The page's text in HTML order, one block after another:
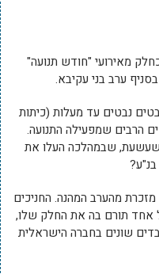
האחרון, כ' אדר א' (26/2) כחלק מאירועי "חודש תנועה"
ערב בני עקיבא.
נבטים עד מעלות (כיתות
הרבים שמפעילה התנועה.
שבמהלכה העלו את
מהערב המהנה. החניכים
אחד תורם בה את החלק שלו,
שונים בחברה הישראלית